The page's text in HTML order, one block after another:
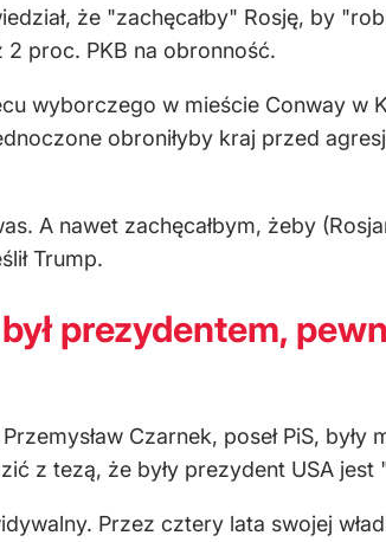
że "zachęcałby" Rosję, by
2 proc. PKB na obronność.
wyborczego w mieście Conway w
obroniłyby kraj przed
A nawet zachęcałbym, żeby
Trump.
prezydentem,
Czarnek, poseł PiS, były
z tezą, że były prezydent USA
Przez cztery lata swojej